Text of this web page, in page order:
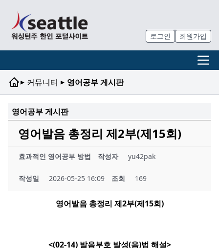
로그인 회원가입
▸ 커뮤니티 ▸ 영어공부 게시판
영어공부 게시판
영어발음 총정리 제2부(제15회)
효과적인 영어공부 방법 작성자 yu42pak
작성일 2026-05-25 16:09 조회 169
영어발음 총정리 제2부(제15회)
<(02-14) 발음부호 발성(음)법 해설>